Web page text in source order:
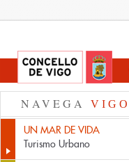
NAVEGA VIGO
UN MAR DE VIDA
Turismo Urbano